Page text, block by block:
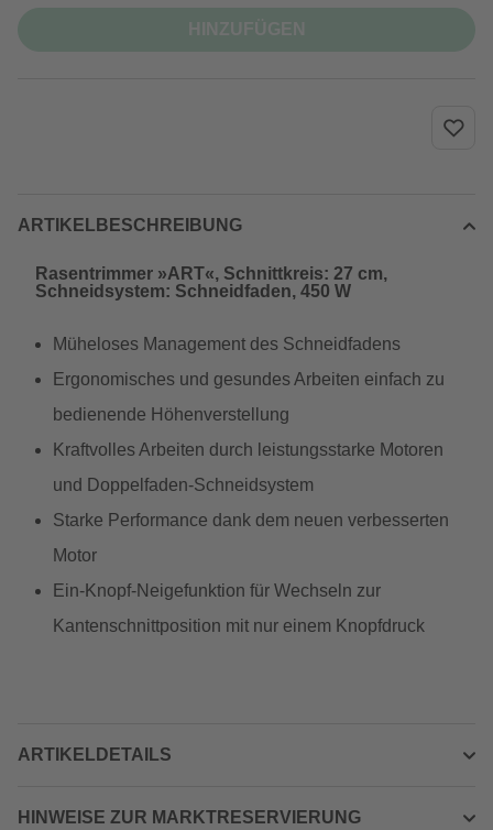
ARTIKELBESCHREIBUNG
Rasentrimmer »ART«, Schnittkreis: 27 cm,
Schneidsystem: Schneidfaden, 450 W
Müheloses Management des Schneidfadens
Ergonomisches und gesundes Arbeiten einfach zu
bedienende Höhenverstellung
Kraftvolles Arbeiten durch leistungsstarke Motoren
und Doppelfaden-Schneidsystem
Starke Performance dank dem neuen verbesserten
Motor
Ein-Knopf-Neigefunktion für Wechseln zur
Kantenschnittposition mit nur einem Knopfdruck
ARTIKELDETAILS
HINWEISE ZUR MARKTRESERVIERUNG